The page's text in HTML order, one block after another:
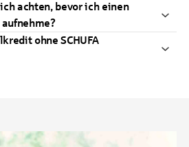
achten, bevor ich einen
ohne SCHUFA